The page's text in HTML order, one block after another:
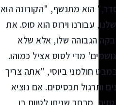
הוא מתנשף, "הקורונה הוא
עבורנו וירוס הוא סוס. את
זיהינו את רמת ההדבקה הגבוהה שלו, אלא שלא
מדי לסוס אציל כמוהו.
חולמני ביוסי, "אתה צריך
ותרגול תכסיסים. אם נוציא